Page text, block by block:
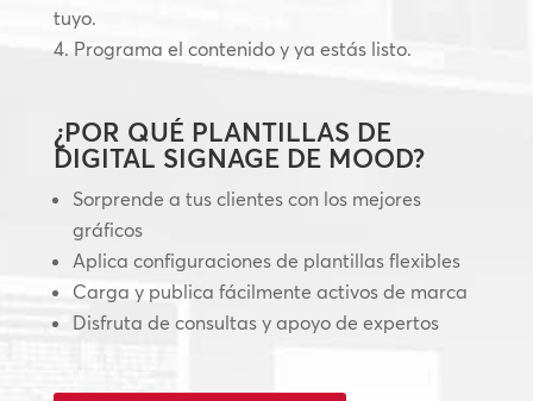
tuyo.
Programa el contenido y ya estás listo.
¿POR QUÉ PLANTILLAS DE
DIGITAL SIGNAGE DE MOOD?
Sorprende a tus clientes con los mejores
gráficos
Aplica configuraciones de plantillas flexibles
Carga y publica fácilmente activos de marca
Disfruta de consultas y apoyo de expertos